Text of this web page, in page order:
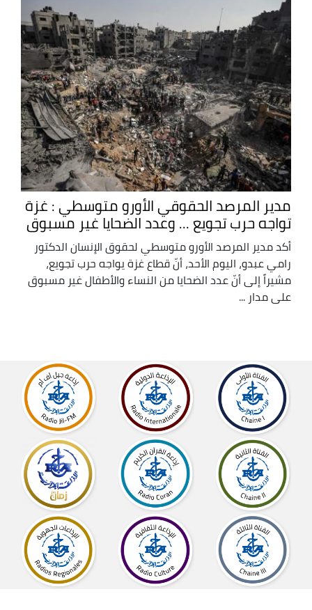
مدير المرصد الحقوقي الأورو متوسطي : غزة
تواجه حرب تجويع ... وعدد الضحايا غير مسبوق
أكد مدير المرصد الأورو متوسطي لحقوق الإنسان الدكتور
رامي عبدو، اليوم الأحد، أنّ قطاع غزة يواجه حرب تجويع،
مشيراً إلى أنّ عدد الضحايا من النساء والأطفال غير مسبوق
على مدار ...